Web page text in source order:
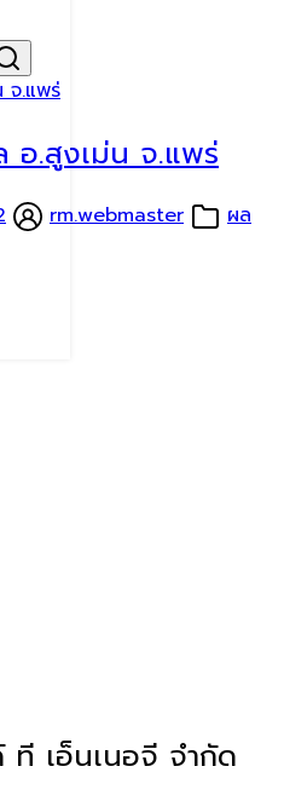
จ.แพร่
.สูงเม่น จ.แพร่
rm.webmaster
ผล
เอ็นเนอจี จำกัด